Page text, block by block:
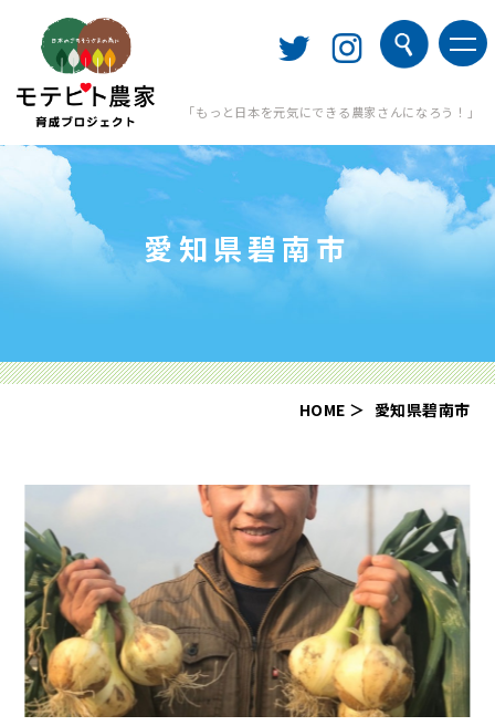
「もっと日本を元気にできる農家さんになろう！」
愛知県碧南市
HOME 愛知県碧南市